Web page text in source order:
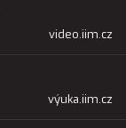
video.iim.cz
výuka.iim.cz